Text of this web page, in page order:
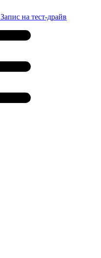
Запис на тест-драйв